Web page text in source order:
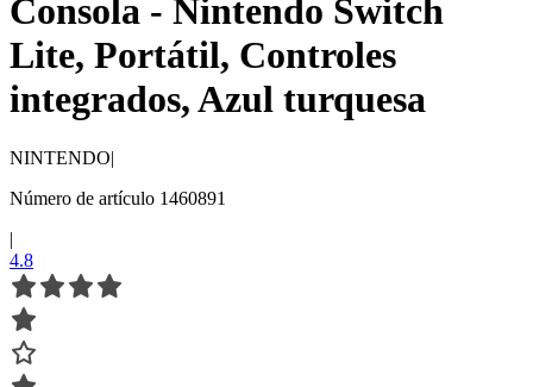
Consola - Nintendo Switch
Lite, Portátil, Controles
integrados, Azul turquesa
NINTENDO|
Número de artículo 1460891
|
4.8